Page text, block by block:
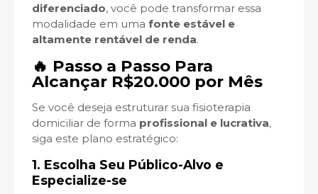
diferenciado, você pode transformar essa
modalidade em uma fonte estável e
altamente rentável de renda.
🔥 Passo a Passo Para
Alcançar R$20.000 por Mês
Se você deseja estruturar sua fisioterapia
domiciliar de forma profissional e lucrativa,
siga este plano estratégico:
1. Escolha Seu Público-Alvo e
Especialize-se